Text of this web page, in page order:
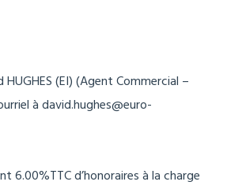
(EI) (Agent Commercial –
à david.hughes@euro-
6.00%TTC d’honoraires à la charge